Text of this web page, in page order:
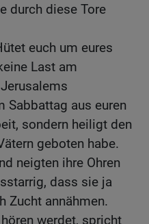
durch diese Tore
euch um eures
Last am
Sabbattag aus euren
sondern heiligt den
geboten habe.
neigten ihre Ohren
dass sie ja
Zucht annähmen.
werdet, spricht